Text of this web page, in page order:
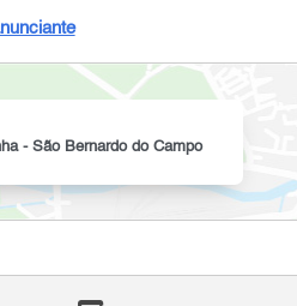
- São Bernardo do Campo